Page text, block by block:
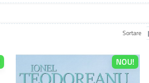
Sortare
NOU!